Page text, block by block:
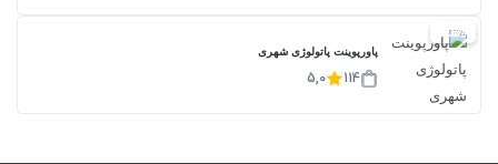
20%
پاورپوینت پاتولوژی شهری
114
5,0